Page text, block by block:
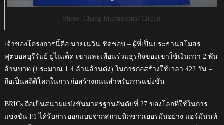
Photo: Chang International Circuit
เจ้าของโครงการนี้คือ นายเนวิน ชิดชอบ – ผู้ที่เป็นประธานสโมสร
ฟุตบอลบุรีรัมย์ ยูไนเต็ด เขาและเพื่อนร่วมธุรกิจของเขาใช้เงินกว่า 2 พัน
ล้านบาท (ประมาณ 1.4 ล้านล้านด่ง) ในการก่อสร้างใช้เวลา 422 วัน –
ถือเป็นสถิติโลกในการก่อสร้างถนนสำหรับการแข่งขัน
BRICs ถือเป็นสนามแข่งขันมาตรฐานอันดับที่ 27 ของโลกที่ใช้ในการ
แข่งขัน F1 ได้รับการออกแบบจากสถาปนิกชาวเยอรมันอย่าง แฮร์มันนท์